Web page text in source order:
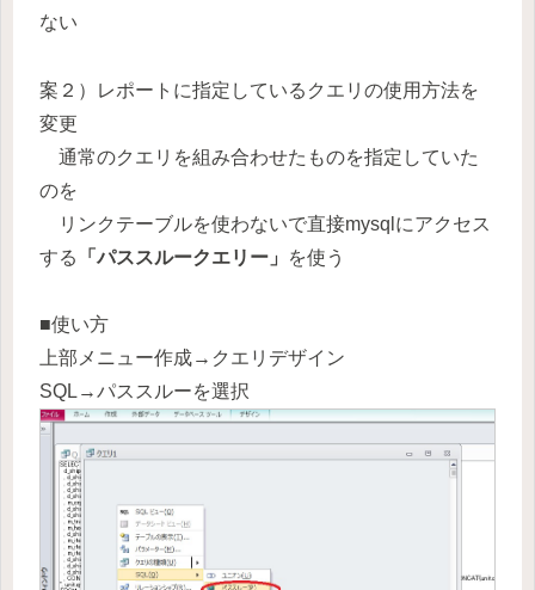
ない
案２）レポートに指定しているクエリの使用方法を
変更
通常のクエリを組み合わせたものを指定していた
のを
リンクテーブルを使わないで直接mysqlにアクセス
する
「パススルークエリー」 を使う
■使い方
上部メニュー作成→クエリデザイン
SQL→パススルーを選択